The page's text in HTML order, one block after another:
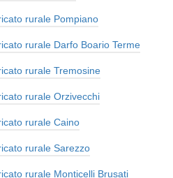
rurale Pompiano
rurale Darfo Boario Terme
rurale Tremosine
rurale Orzivecchi
rurale Caino
rurale Sarezzo
rurale Monticelli Brusati